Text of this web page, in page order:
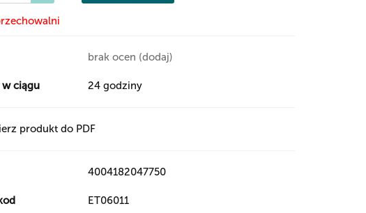
brak ocen (dodaj)
w ciągu 24 godziny
produkt do PDF
4004182047750
ET06011